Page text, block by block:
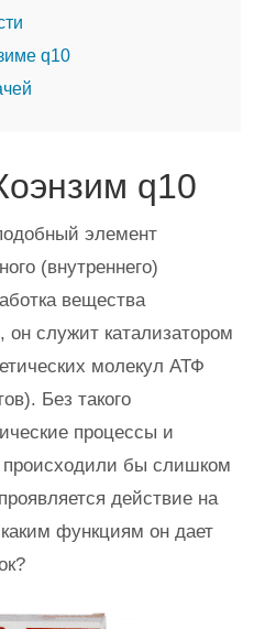
q10
q10
элемент
(внутреннего)
вещества
он служит катализатором
молекул АТФ
Без такого
процессы и
происходили бы слишком
действие на
функциям он дает